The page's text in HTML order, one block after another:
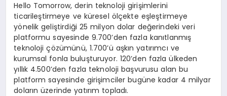
Hello Tomorrow, derin teknoloji girişimlerini
ticarileştirmeye ve küresel ölçekte eşleştirmeye
yönelik geliştirdiği 25 milyon dolar değerindeki veri
platformu sayesinde 9.700’den fazla kanıtlanmış
teknoloji çözümünü, 1.700’ü aşkın yatırımcı ve
kurumsal fonla buluşturuyor. 120’den fazla ülkeden
yıllık 4.500’den fazla teknoloji başvurusu alan bu
platform sayesinde girişimciler bugüne kadar 4 milyar
doların üzerinde yatırım topladı.